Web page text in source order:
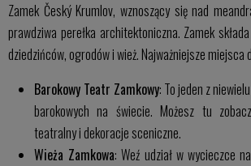
Zamek Český Krumlov, wznoszący się nad
prawdziwa perełka architektoniczna. Zamek
dziedzińców, ogrodów i wież. Najważniejsze miejsca
Barokowy Teatr Zamkowy: To jeden z
barokowych na świecie. Możesz tu
teatralny i dekoracje sceniczne.
Wieża Zamkowa: Weź udział w wycieczce